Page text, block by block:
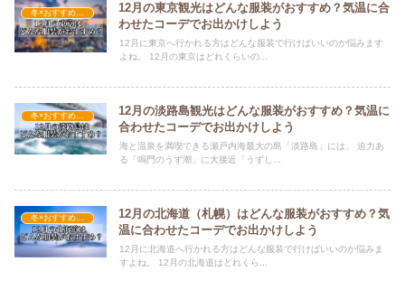
12月の東京観光はどんな服装がおすすめ？気温に合
わせたコーデでお出かけしよう
12月に東京へ行かれる方はどんな服装で行けばいいのか悩みます
よね。 12月の東京はどれくらいの...
12月の淡路島観光はどんな服装がおすすめ？気温に
合わせたコーデでお出かけしよう
海と温泉を満喫できる瀬戸内海最大の島「淡路島」には、 迫力あ
る「鳴門のうず潮」に大接近「うずし...
冬×おすすめの服装
12月の北海道（札幌）はどんな服装がおすすめ？気
温に合わせたコーデでお出かけしよう
12月に北海道へ行かれる方はどんな服装で行けばいいのか悩みま
すよね。 12月の北海道はどれくら...